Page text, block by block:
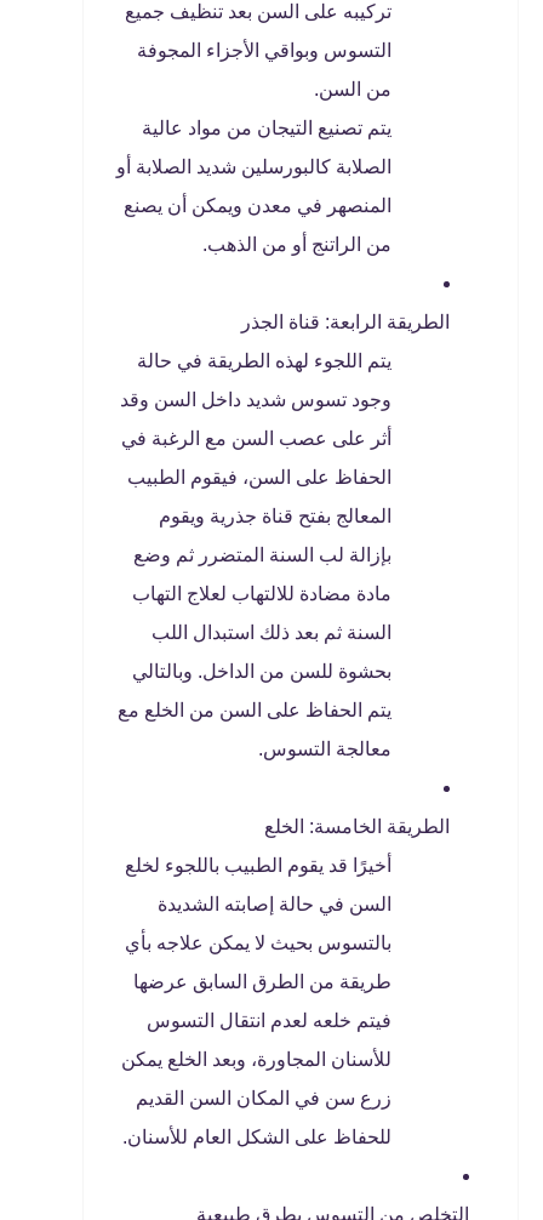
تركيبه على السن بعد تنظيف جميع
التسوس وبواقي الأجزاء المجوفة
من السن.
يتم تصنيع التيجان من مواد عالية
الصلابة كالبورسلين شديد الصلابة أو
المنصهر في معدن ويمكن أن يصنع
من الراتنج أو من الذهب.
الطريقة الرابعة: قناة الجذر
يتم اللجوء لهذه الطريقة في حالة
وجود تسوس شديد داخل السن وقد
أثر على عصب السن مع الرغبة في
الحفاظ على السن، فيقوم الطبيب
المعالج بفتح قناة جذرية ويقوم
بإزالة لب السنة المتضرر ثم وضع
مادة مضادة للالتهاب لعلاج التهاب
السنة ثم بعد ذلك استبدال اللب
بحشوة للسن من الداخل. وبالتالي
يتم الحفاظ على السن من الخلع مع
معالجة التسوس.
الطريقة الخامسة: الخلع
أخيرًا قد يقوم الطبيب باللجوء لخلع
السن في حالة إصابته الشديدة
بالتسوس بحيث لا يمكن علاجه بأي
طريقة من الطرق السابق عرضها
فيتم خلعه لعدم انتقال التسوس
للأسنان المجاورة، وبعد الخلع يمكن
زرع سن في المكان السن القديم
للحفاظ على الشكل العام للأسنان.
التخلص من التسوس بطرق طبيعية